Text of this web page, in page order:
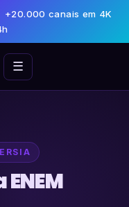
+20.000 canais em 4K
☰